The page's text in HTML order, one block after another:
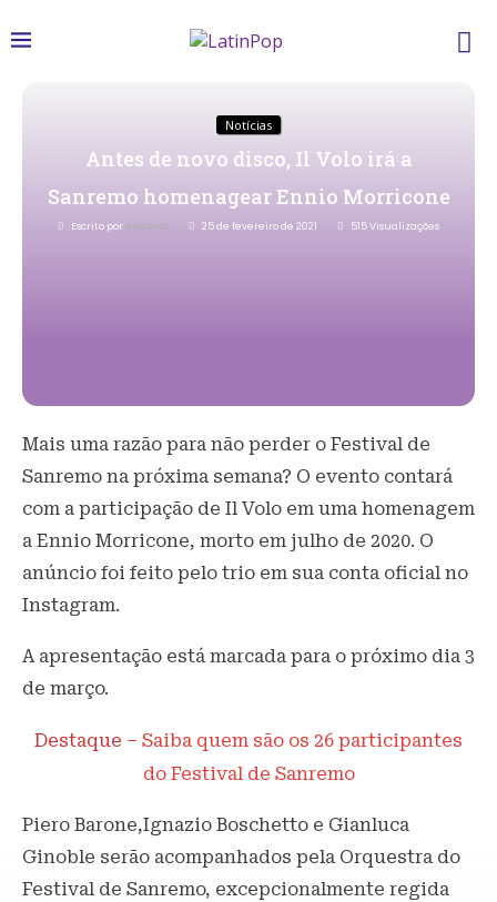
Notícias
Antes de novo disco, Il Volo irá a
Sanremo homenagear Ennio Morricone
Escrito por Redacao 25 de fevereiro de 2021 515Visualizações
Mais uma razão para não perder o Festival de
Sanremo na próxima semana? O evento contará
com a participação de Il Volo em uma homenagem
a Ennio Morricone, morto em julho de 2020. O
anúncio foi feito pelo trio em sua conta oficial no
Instagram.
A apresentação está marcada para o próximo dia 3
de março.
Destaque – Saiba quem são os 26 participantes
do Festival de Sanremo
Piero Barone,Ignazio Boschetto e Gianluca
Ginoble serão acompanhados pela Orquestra do
Festival de Sanremo, excepcionalmente regida